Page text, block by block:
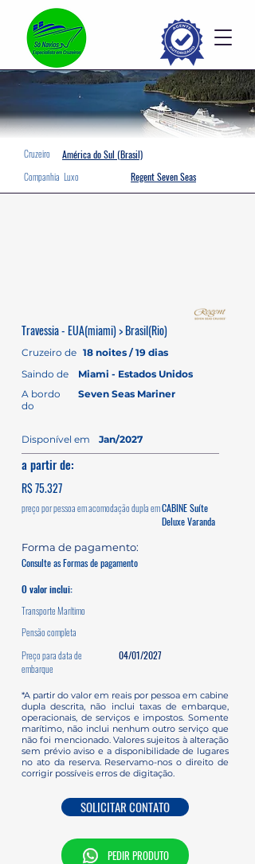
Cruzeiro
América do Sul (Brasil)
Companhia Luxo Regent Seven Seas
Travessia - EUA(miami) > Brasil(Rio)
Cruzeiro de 18 noites / 19 dias
Saindo de
Miami - Estados Unidos
A bordo
do
Seven Seas Mariner
Disponível em Jan/2027
a partir de:
R$ 75.327
CABINE Suíte
Deluxe Varanda
preço por pessoa em acomodação dupla em
Forma de pagamento:
Consulte as Formas de pagamento
O valor inclui:
Transporte Marítimo
Pensão completa
Preço para data de
embarque
04/01/2027
*A partir do valor em reais por pessoa em cabine
dupla descrita, não inclui taxas de embarque,
operacionais, de serviços e impostos. Somente
marítimo, não inclui nenhum outro serviço que
não foi mencionado. Valores sujeitos à alteração
sem prévio aviso e a disponibilidade de lugares
no ato da reserva. Reservamo-nos o direito de
corrigir possíveis erros de digitação.
SOLICITAR CONTATO
PEDIR PRODUTO